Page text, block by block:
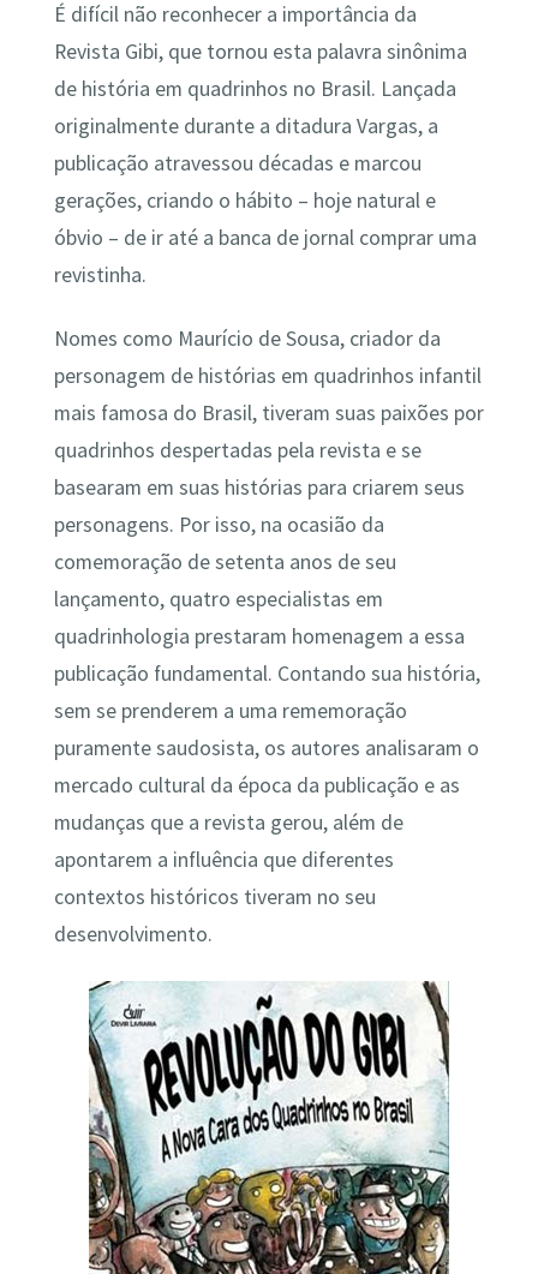
É difícil não reconhecer a importância da
Revista Gibi, que tornou esta palavra sinônima
de história em quadrinhos no Brasil. Lançada
originalmente durante a ditadura Vargas, a
publicação atravessou décadas e marcou
gerações, criando o hábito – hoje natural e
óbvio – de ir até a banca de jornal comprar uma
revistinha.
Nomes como Maurício de Sousa, criador da
personagem de histórias em quadrinhos infantil
mais famosa do Brasil, tiveram suas paixões por
quadrinhos despertadas pela revista e se
basearam em suas histórias para criarem seus
personagens. Por isso, na ocasião da
comemoração de setenta anos de seu
lançamento, quatro especialistas em
quadrinhologia prestaram homenagem a essa
publicação fundamental. Contando sua história,
sem se prenderem a uma rememoração
puramente saudosista, os autores analisaram o
mercado cultural da época da publicação e as
mudanças que a revista gerou, além de
apontarem a influência que diferentes
contextos históricos tiveram no seu
desenvolvimento.